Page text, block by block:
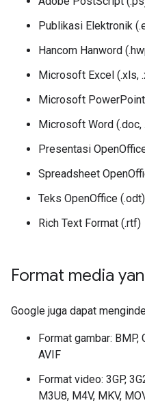
Publikasi Elektronik
Hancom Hanword
Microsoft Excel (.xls,
Microsoft
Microsoft Word (.doc,
Presentasi
Spreadsheet
Teks OpenOffice (.odt)
Rich Text Format (.rtf)
Format media
Google juga dapat
Format gambar: BMP,
AVIF
Format video: 3GP,
M3U8, M4V, MKV,